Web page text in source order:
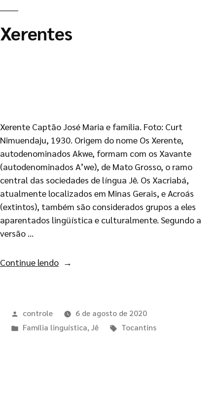
Xerentes
Xerente Captão José Maria e familia. Foto: Curt
Nimuendaju, 1930. Origem do nome Os Xerente,
autodenominados Akwe, formam com os Xavante
(autodenominados A’we), de Mato Grosso, o ramo
central das sociedades de língua Jê. Os Xacriabá,
atualmente localizados em Minas Gerais, e Acroás
(extintos), também são considerados grupos a eles
aparentados lingüística e culturalmente. Segundo a
versão …
Continue lendo
controle
6 de agosto de 2020
Família linguística, Jê Tocantins